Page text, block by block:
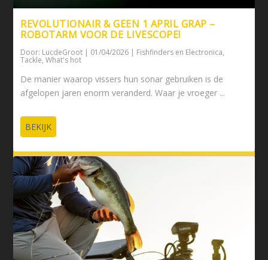
REVOLUTIONAIR & GEEN 1 APRIL GRAP –
ROBOTARM VOOR DE LIVESCOPE!
Door: LucdeGroot | 01/04/2026 | Fishfinders en Electronica,
Tackle,What's hot
De manier waarop vissers hun sonar gebruiken is de
afgelopen jaren enorm veranderd. Waar je vroeger ...
BEKIJK